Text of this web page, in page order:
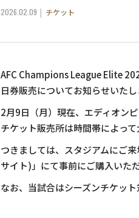
2026.02.09 チケット
AFC Champions League Elite
日券販売についてお知らせいたし
2月9日（月）現在、エディオン
チケット販売所は時間帯によっ
つきましては、スタジアムにご
サイト)」にて事前にご購入いた
なお、当試合はシーズンチケット